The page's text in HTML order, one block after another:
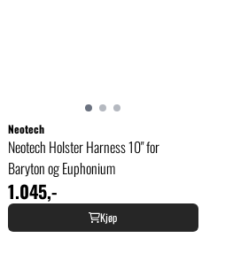
Neotech
Neotech Holster Harness 10" for
Baryton og Euphonium
1.045,-
Kjøp